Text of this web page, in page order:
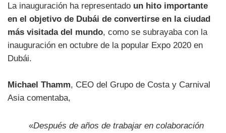
La inauguración ha representado un hito importante
en el objetivo de Dubái de convertirse en la ciudad
más visitada del mundo, como se subrayaba con la
inauguración en octubre de la popular Expo 2020 en
Dubái.
Michael Thamm, CEO del Grupo de Costa y Carnival
Asia comentaba,
«Después de años de trabajar en colaboración